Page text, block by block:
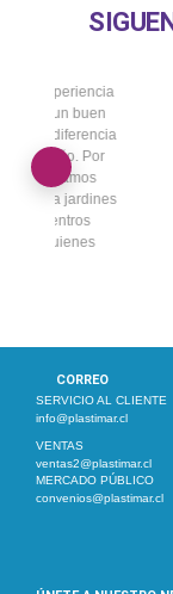
CORREO
SERVICIO AL CLIENTE
info@plastimar.cl
VENTAS
ventas2@plastimar.cl
MERCADO PÚBLICO
convenios@plastimar.cl